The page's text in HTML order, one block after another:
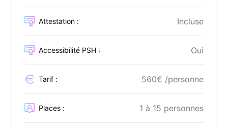
Attestation : Incluse
Accessibilité PSH : Oui
Tarif : 560€ /personne
Places : 1 à 15 personnes